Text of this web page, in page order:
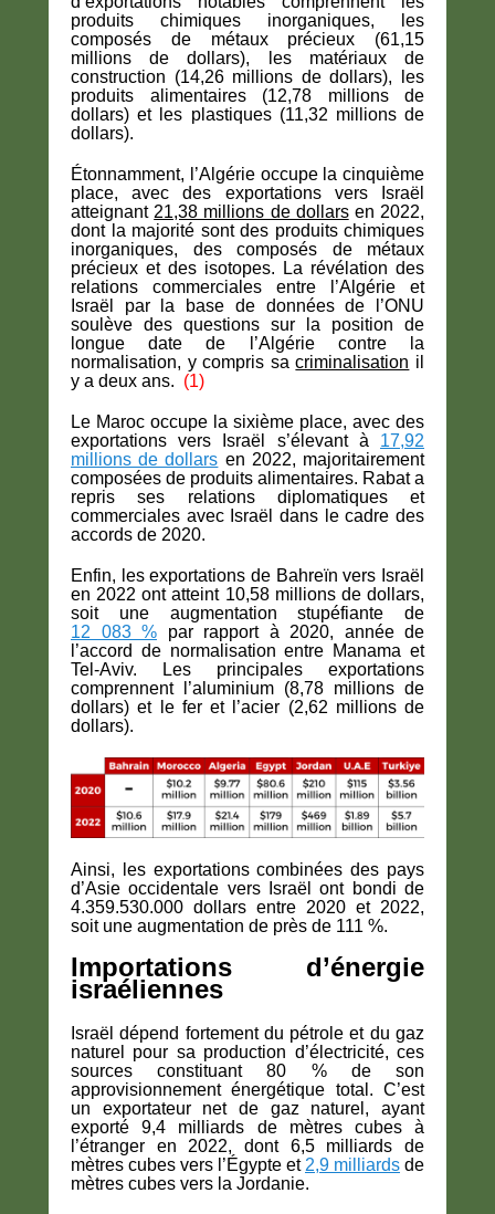
produits chimiques inorganiques, les
composés de métaux précieux (61,15
millions de dollars), les matériaux de
construction (14,26 millions de dollars), les
produits alimentaires (12,78 millions de
dollars) et les plastiques (11,32 millions de
dollars).
Étonnamment, l’Algérie occupe la cinquième
place, avec des exportations vers Israël
atteignant 21,38 millions de dollarsen 2022,
dont la majorité sont des produits chimiques
inorganiques, des composés de métaux
précieux et des isotopes. La révélation des
relations commerciales entre l’Algérie et
Israël par la base de données de l’ONU
soulève des questions sur la position de
longue date de l’Algérie contre la
normalisation, y compris sacriminalisation il
y a deux ans. (1)
Le Maroc occupe la sixième place, avec des
exportations vers Israël s’élevant à 17,92
millions de dollars en 2022, majoritairement
composées de produits alimentaires. Rabat a
repris ses relations diplomatiques et
commerciales avec Israël dans le cadre des
accords de 2020.
Enfin, les exportations de Bahreïn vers Israël
en 2022 ont atteint 10,58 millions de dollars,
soit une augmentation stupéfiante de
12 083 % par rapport à 2020, année de
l’accord de normalisation entre Manama et
Tel-Aviv. Les principales exportations
comprennent l’aluminium (8,78 millions de
dollars) et le fer et l’acier (2,62 millions de
dollars).
Ainsi, les exportations combinées des pays
d’Asie occidentale vers Israël ont bondi de
4.359.530.000 dollars entre 2020 et 2022,
soit une augmentation de près de 111 %.
Importations d’énergie
israéliennes
Israël dépend fortement du pétrole et du gaz
naturel pour sa production d’électricité, ces
sources constituant 80 % de son
approvisionnement énergétique total. C’est
un exportateur net de gaz naturel, ayant
exporté 9,4 milliards de mètres cubes à
l’étranger en 2022, dont 6,5 milliards de
mètres cubes vers l’Égypte et 2,9 milliards de
mètres cubes vers la Jordanie.